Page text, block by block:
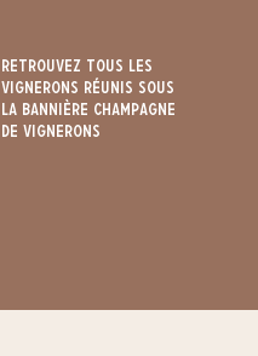
Retrouvez tous les
vignerons réunis sous
la bannière Champagne
de Vignerons